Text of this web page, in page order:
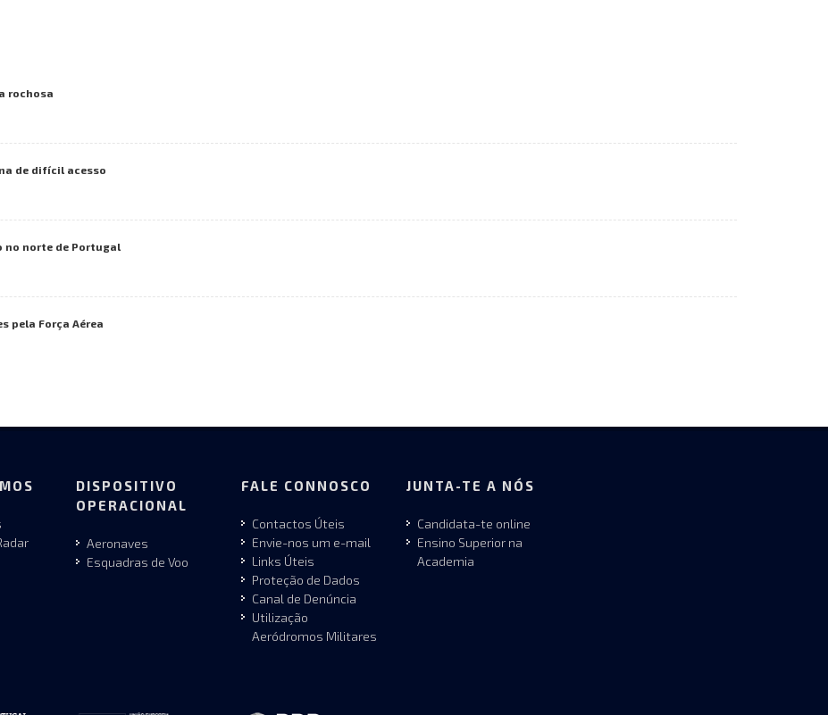
rochosa
de difícil acesso
no norte de Portugal
pela Força Aérea
DISPOSITIVO
OPERACIONAL
Aeronaves
Esquadras de Voo
FALE CONNOSCO
Contactos Úteis
Envie-nos um e-mail
Links Úteis
Proteção de Dados
Canal de Denúncia
Utilização
Aeródromos Militares
JUNTA-TE A NÓS
Candidata-te online
Ensino Superior na
Academia